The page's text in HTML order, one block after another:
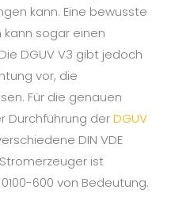
kann. Eine bewusste
kann sogar einen
DGUV V3 gibt jedoch
vor, die
Für die genauen
Durchführung derDGUV
DIN VDE
ist
600 von Bedeutung.